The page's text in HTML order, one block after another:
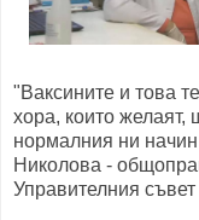
"Ваксините и това
хора, които желаят,
нормалния ни
Николова -
Управителния